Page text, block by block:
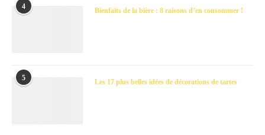
4 Bienfaits de la bière : 8 raisons d’en consommer !
5 Les 17 plus belles idées de décorations de tartes